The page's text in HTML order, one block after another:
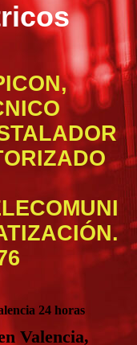
24 horas
Valencia,